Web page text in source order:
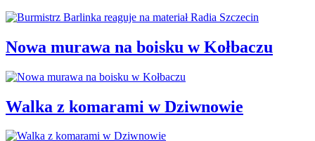
Nowa murawa na boisku w Kołbaczu
Walka z komarami w Dziwnowie